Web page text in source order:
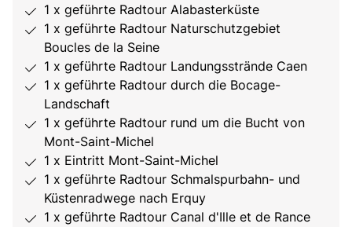
1 x geführte Radtour Alabasterküste
1 x geführte Radtour Naturschutzgebiet
Boucles de la Seine
1 x geführte Radtour Landungsstrände Caen
1 x geführte Radtour durch die Bocage-
Landschaft
1 x geführte Radtour rund um die Bucht von
Mont-Saint-Michel
1 x Eintritt Mont-Saint-Michel
1 x geführte Radtour Schmalspurbahn- und
Küstenradwege nach Erquy
1 x geführte Radtour Canal d'Ille et de Rance